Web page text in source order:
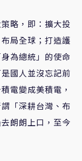
略，即：擴大投
局全球；打造護
為總統」的使命
國人並沒忘記前
電變成美積電，
「深耕台灣、布
朗朗上口，至今